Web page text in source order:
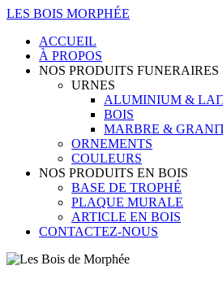
LES BOIS MORPHÉE
ACCUEIL
À PROPOS
NOS PRODUITS FUNERAIRES
URNES
ALUMINIUM &
BOIS
MARBRE &
ORNEMENTS
COULEURS
NOS PRODUITS EN BOIS
BASE DE TROPHÉ
PLAQUE MURALE
ARTICLE EN BOIS
CONTACTEZ-NOUS